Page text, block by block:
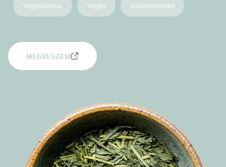
Vegetáriánus Vegán Gluténmentes
MEGVESZEM